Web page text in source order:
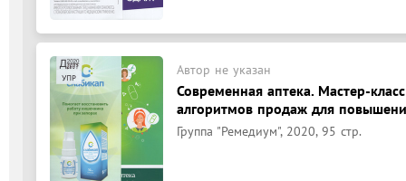
Автор не указан
Современная аптека. Мастер-
алгоритмов продаж для
Группа "Ремедиум", 2020, 95 стр.